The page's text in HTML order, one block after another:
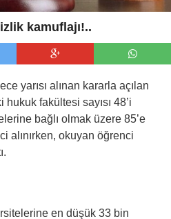
kamuflajı!..
yarısı alınan kararla açılan
fakültesi sayısı 48’i
bağlı olmak üzere 85’e
alınırken, okuyan öğrenci
en düşük 33 bin